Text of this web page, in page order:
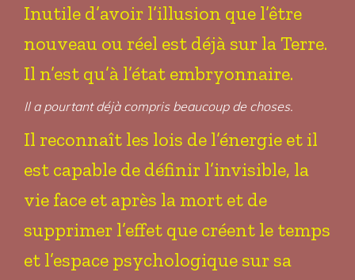
Inutile d’avoir l’illusion que l’être
nouveau ou réel est déjà sur la Terre.
Il n’est qu’à l’état embryonnaire.
Il a pourtant déjà compris beaucoup de choses.
Il reconnaît les lois de l’énergie et il
est capable de définir l’invisible, la
vie face et après la mort et de
supprimer l’effet que créent le temps
et l’espace psychologique sur sa